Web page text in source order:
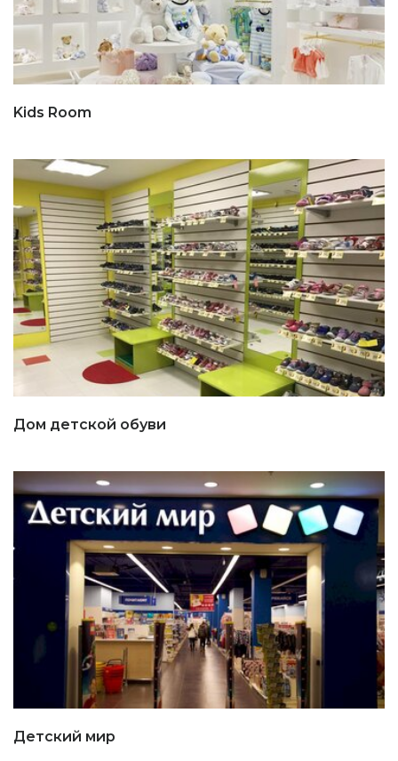
Kids Room
Дом детской обуви
Детский мир